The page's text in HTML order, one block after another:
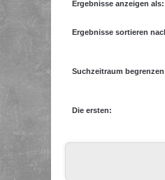
Ergebnisse anzeigen als:
Ergebnisse sortieren
Suchzeitraum
Die ersten: